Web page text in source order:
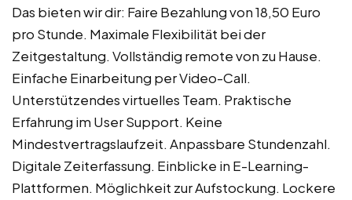
Das bieten wir dir: Faire Bezahlung von 18,50 Euro
pro Stunde. Maximale Flexibilität bei der
Zeitgestaltung. Vollständig remote von zu Hause.
Einfache Einarbeitung per Video-Call.
Unterstützendes virtuelles Team. Praktische
Erfahrung im User Support. Keine
Mindestvertragslaufzeit. Anpassbare Stundenzahl.
Digitale Zeiterfassung. Einblicke in E-Learning-
Plattformen. Möglichkeit zur Aufstockung. Lockere